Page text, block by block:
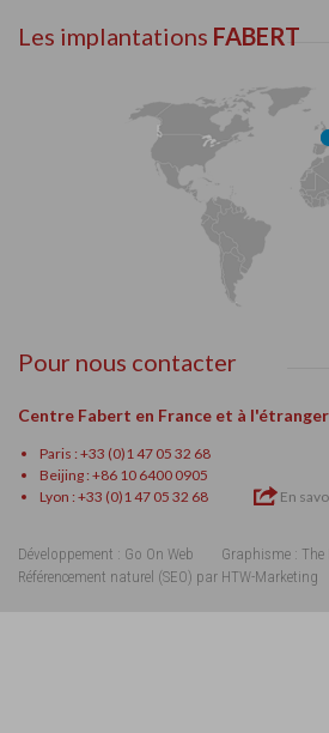
Les implantations FABERT
Pour nous contacter
Centre Fabert en France et à l'étranger
Paris : +33 (0)1 47 05 32 68
Beijing : +86 10 6400 0905
Lyon : +33 (0)1 47 05 32 68
En
Développement : Go On Web Graphisme : The
Référencement naturel (SEO) par HTW-Marketing